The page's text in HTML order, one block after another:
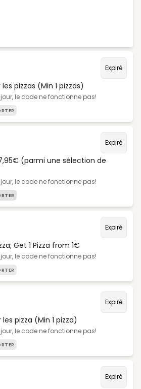
Expiré
pizzas (Min 1 pizzas)
le code ne fonctionne pas!
Expiré
(parmi une sélection de
le code ne fonctionne pas!
Expiré
Get 1 Pizza from 1€
le code ne fonctionne pas!
Expiré
pizza (Min 1 pizza)
le code ne fonctionne pas!
Expiré